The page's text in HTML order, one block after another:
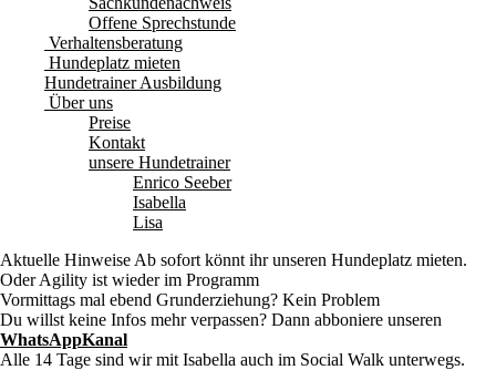
Offene Sprechstunde
Verhaltensberatung
Hundeplatz mieten
Hundetrainer Ausbildung
Über uns
Preise
Kontakt
unsere Hundetrainer
Enrico Seeber
Isabella
Lisa
Aktuelle Hinweise Ab sofort könnt ihr unseren Hundeplatz mieten.
Oder Agility ist wieder im Programm
Vormittags mal ebend Grunderziehung? Kein Problem
Du willst keine Infos mehr verpassen? Dann abboniere unseren
WhatsAppKanal
Alle 14 Tage sind wir mit Isabella auch im Social Walk unterwegs.